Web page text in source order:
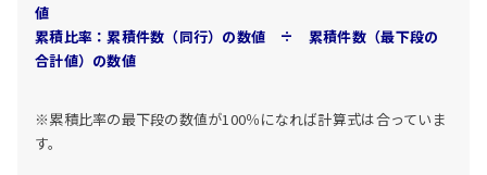
値
累積比率：累積件数（同行）の数値 ÷ 累積件数（最下段の
合計値）の数値
※累積比率の最下段の数値が100％になれば計算式は合っていま
す。